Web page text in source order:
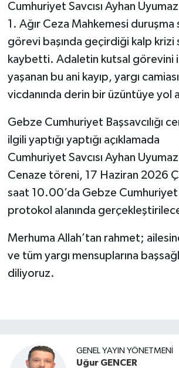
Cumhuriyet Savcısı Ayhan
1. Ağır Ceza Mahkemesi duruşma
görevi başında geçirdiği kalp krizi
kaybetti. Adaletin kutsal görevini
yaşanan bu ani kayıp, yargı
vicdanında derin bir üzüntüye yol
Gebze Cumhuriyet Başsavcılığı
ilgili yaptığı yaptığı açıklamada
Cumhuriyet Savcısı Ayhan
Cenaze töreni, 17 Haziran 2026
saat 10.00’da Gebze Cumhuriyet
protokol alanında
Merhuma Allah’tan rahmet;
ve tüm yargı mensuplarına
diliyoruz.
GENEL YAYIN YÖNETMENI
Uğur GENCER